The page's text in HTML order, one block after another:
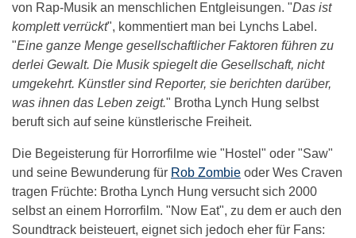
von Rap-Musik an menschlichen Entgleisungen. "Das ist
komplett verrückt", kommentiert man bei Lynchs Label.
"Eine ganze Menge gesellschaftlicher Faktoren führen zu
derlei Gewalt. Die Musik spiegelt die Gesellschaft, nicht
umgekehrt. Künstler sind Reporter, sie berichten darüber,
was ihnen das Leben zeigt." Brotha Lynch Hung selbst
beruft sich auf seine künstlerische Freiheit.
Die Begeisterung für Horrorfilme wie "Hostel" oder "Saw"
und seine Bewunderung für Rob Zombie oder Wes Craven
tragen Früchte: Brotha Lynch Hung versucht sich 2000
selbst an einem Horrorfilm. "Now Eat", zu dem er auch den
Soundtrack beisteuert, eignet sich jedoch eher für Fans: